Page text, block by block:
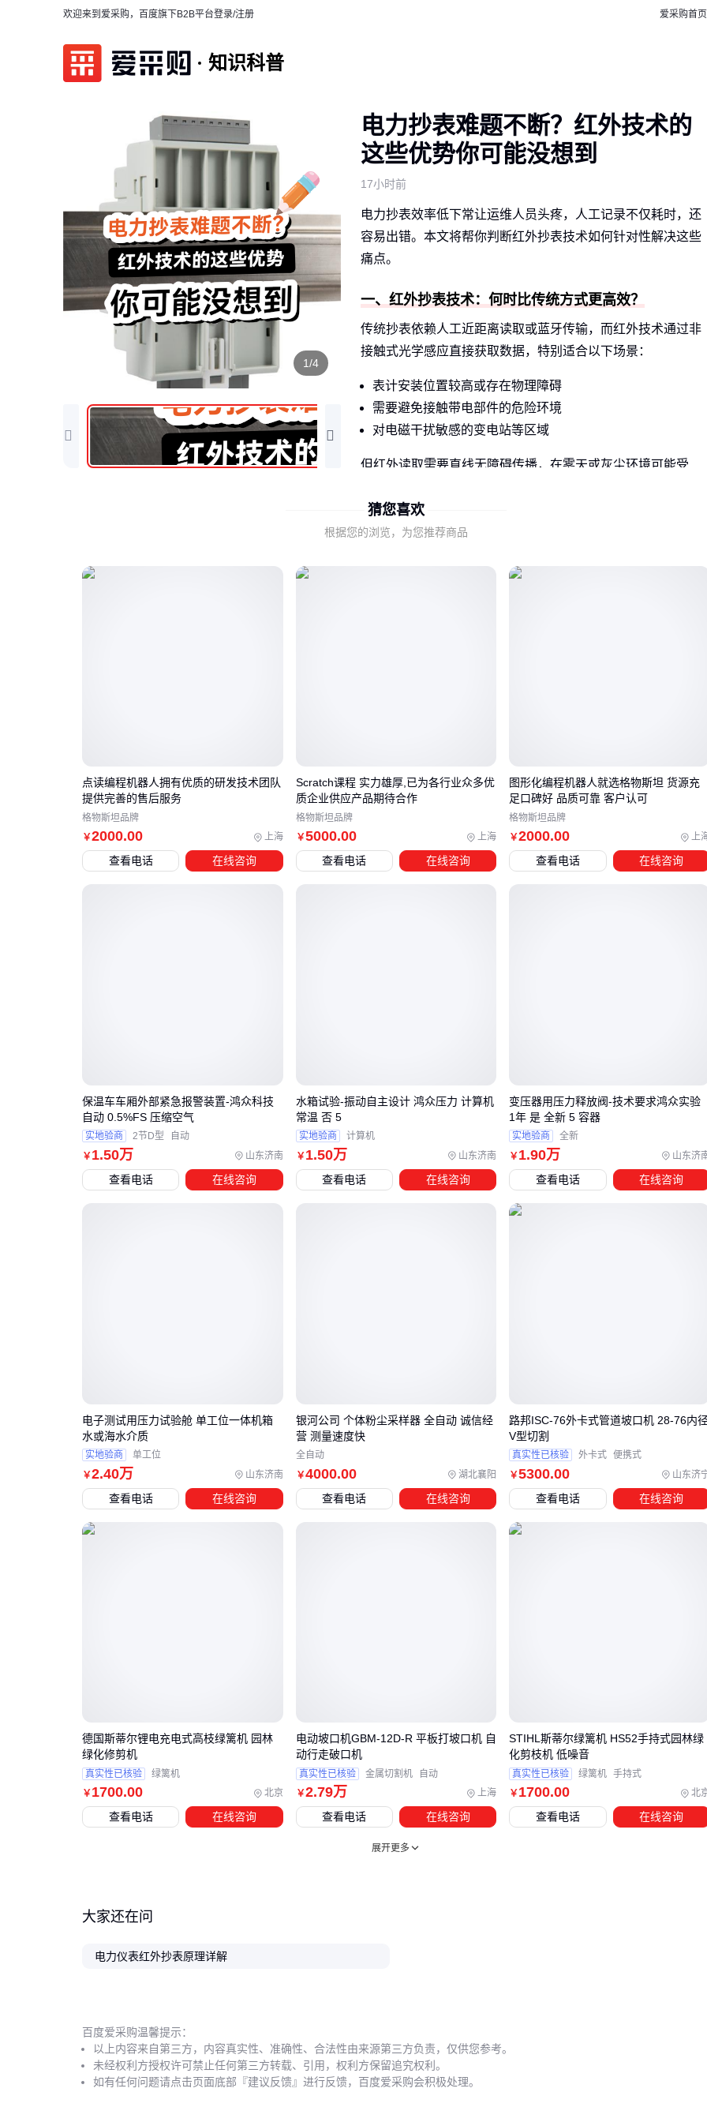
欢迎来到爱采购，百度旗下B2B平台登录/注册 爱采购首页
知识科普
1/4
电力抄表难题不断？红外技术的
这些优势你可能没想到
17小时前
电力抄表效率低下常让运维人员头疼，人工记录不仅耗时，还
容易出错。本文将帮你判断红外抄表技术如何针对性解决这些
痛点。
一、红外抄表技术：何时比传统方式更高效？
传统抄表依赖人工近距离读取或蓝牙传输，而红外技术通过非
接触式光学感应直接获取数据，特别适合以下场景：
表计安装位置较高或存在物理障碍
需要避免接触带电部件的危险环境
对电磁干扰敏感的变电站等区域
但红外读取需要直线无障碍传播，在雾天或灰尘环境可能受
二、为什么复杂环境下更依赖红外方案？
电力抄表场景中，红外抄表机 、蓝牙抄表机 和远程抄表设
备
各有适用场景，选择时需重点考虑距离、成本和实施条件
红外抄表机：适合近距离非接触式抄表，尤其适用于电表安
网络基础设施支持。
当电表分布分散且网络覆盖不佳时，红外抄表机的便携性和独
立性优势明显。但若需要频繁采集数据或实时监控，则需考虑
远程方案的长期运维成本效益。
针对能源管理，需根据部署场景选择电池方案：
集中式表箱且布线条件好的场所，优先采用有线供电配合
亚电池远程抄表
模块
分散式表计或户外环境，建议选择支持宽温工作的红外抄表
，其密封性和温度适应性更优
司曾因忽略 光电直读水表
玻璃窗上的冷凝水膜，导致冬季抄
表误差率骤升。定期维护应重点关注三个接触界面：发射窗口
清洁度、接收器角度校准、以及表计红外区域的遮挡情况。
对于需要固定设备的场景， 抄表机支架
的选装不能只考虑承
重。楼宇对讲支架
电力红外抄表机的选型本质是场景匹配度的验证：先根据表计
猜您喜欢
根据您的浏览，为您推荐商品
￥2000.00 上海
点读编程机器人拥有优质的研发技术团队
提供完善的售后服务
格物斯坦品牌
查看电话 在线咨询
￥5000.00 上海
Scratch课程 实力雄厚,已为各行业众多优
质企业供应产品期待合作
格物斯坦品牌
查看电话 在线咨询
￥2000.00 上
图形化编程机器人就选格物斯坦 货源充
足口碑好 品质可靠 客户认可
格物斯坦品牌
查看电话 在线咨询
￥ 1.50万 山东济南
保温车车厢外部紧急报警装置-鸿众科技
自动 0.5%FS 压缩空气
实地验商 2节D型 自动
查看电话 在线咨询
￥ 1.50万 山东济南
水箱试验-振动自主设计 鸿众压力 计算机
常温 否 5
实地验商 计算机
查看电话 在线咨询
￥ 1.90万 山东济
变压器用压力释放阀-技术要求鸿众实验
1年 是 全新 5 容器
实地验商 全新
查看电话 在线咨询
￥2.40万 山东济南
电子测试用压力试验舱 单工位一体机箱
水或海水介质
实地验商 单工位
查看电话 在线咨询
￥4000.00 湖北襄阳
银河公司 个体粉尘采样器 全自动 诚信经
营 测量速度快
全自动
查看电话 在线咨询
￥5300.00 山东济
路邦ISC-76外卡式管道坡口机 28-76内
V型切割
真实性已核验 外卡式 便携式
查看电话 在线咨询
￥ 1700.00 北京
德国斯蒂尔锂电充电式高枝绿篱机 园林
绿化修剪机
真实性已核验 绿篱机
查看电话 在线咨询
￥2.79万 上海
电动坡口机GBM-12D-R 平板打坡口机 自
动行走破口机
真实性已核验 金属切割机 自动
查看电话 在线咨询
￥ 1700.00 北
STIHL斯蒂尔绿篱机 HS52手持式园林绿
化剪枝机 低噪音
真实性已核验 绿篱机 手持式
查看电话 在线咨询
展开更多
大家还在问
电力仪表红外抄表原理详解
百度爱采购温馨提示：
以上内容来自第三方，内容真实性、准确性、合法性由来源第三方负责，仅供您参考。
未经权利方授权许可禁止任何第三方转载、引用，权利方保留追究权利。
如有任何问题请点击页面底部『建议反馈』进行反馈，百度爱采购会积极处理。